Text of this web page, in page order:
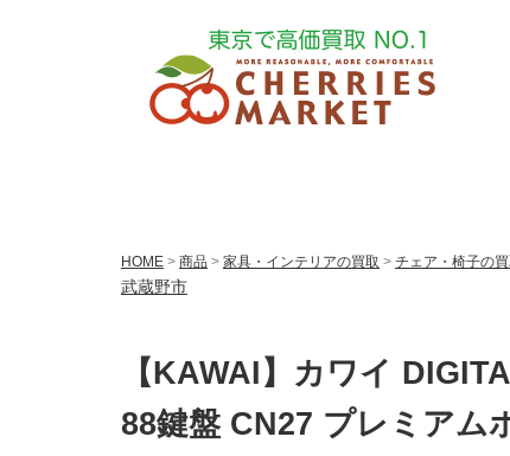
HOME > 商品 > 家具・インテリアの買取 > チェア・椅子の
武蔵野市
【KAWAI】カワイ
88鍵盤 CN27 プレミアム